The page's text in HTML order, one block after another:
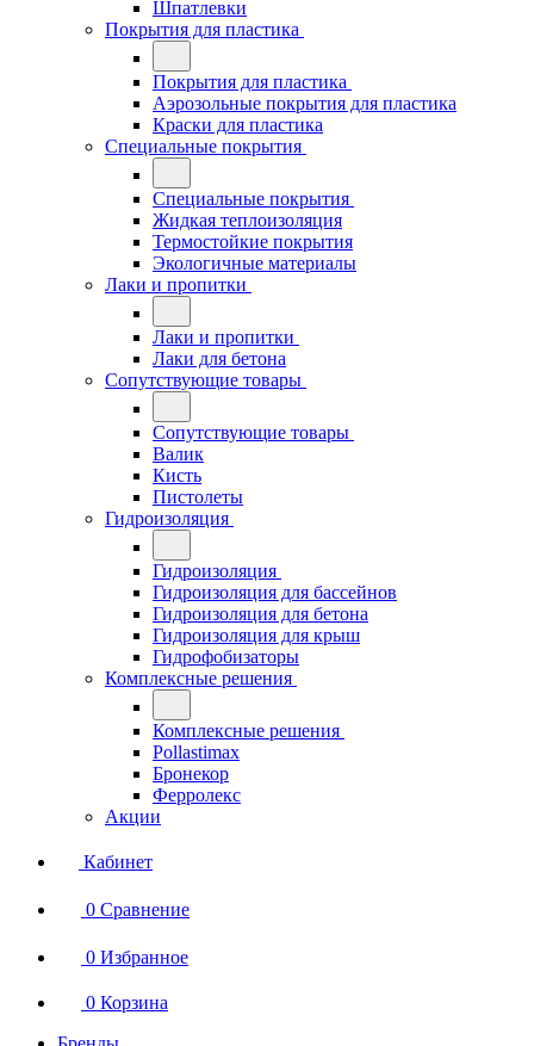
Шпатлевки
Покрытия для пластика
Покрытия для пластика
Аэрозольные покрытия для пластика
Краски для пластика
Специальные покрытия
Специальные покрытия
Жидкая теплоизоляция
Термостойкие покрытия
Экологичные материалы
Лаки и пропитки
Лаки и пропитки
Лаки для бетона
Сопутствующие товары
Сопутствующие товары
Валик
Кисть
Пистолеты
Гидроизоляция
Гидроизоляция
Гидроизоляция для бассейнов
Гидроизоляция для бетона
Гидроизоляция для крыш
Гидрофобизаторы
Комплексные решения
Комплексные решения
Pollastimax
Бронекор
Ферролекс
Акции
Кабинет
0 Сравнение
0 Избранное
0 Корзина